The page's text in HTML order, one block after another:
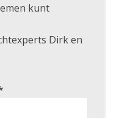
kunt
Dirk en